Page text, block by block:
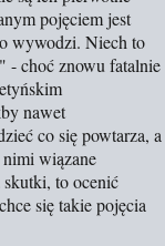
pojęciem jest
wywodzi. Niech to
- choć znowu fatalnie
nawet
co się powtarza, a
wiązane
to ocenić
się takie pojęcia